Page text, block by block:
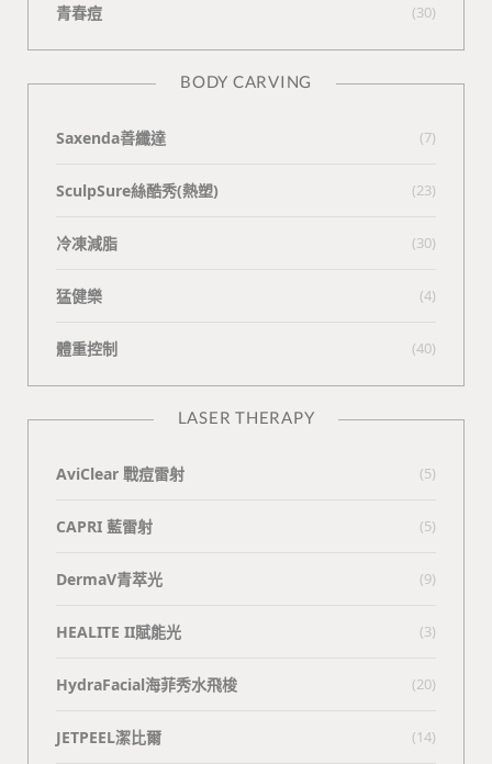
青春痘 (30)
BODY CARVING
Saxenda善纖達 (7)
SculpSure絲酷秀(熱塑) (23)
冷凍減脂 (30)
猛健樂 (4)
體重控制 (40)
LASER THERAPY
AviClear 戰痘雷射 (5)
CAPRI 藍雷射 (5)
DermaV青萃光 (9)
HEALITE II賦能光 (3)
HydraFacial海菲秀水飛梭 (20)
JETPEEL潔比爾 (14)